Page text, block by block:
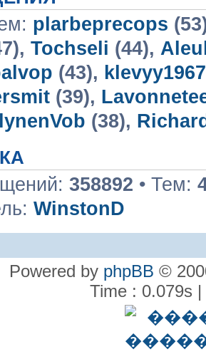
plarbeprecops
Tochseli (44),
(43),
(39),
(38),
358892 • Тем:
WinstonD
Powered by phpBB ©
Time : 0.079s